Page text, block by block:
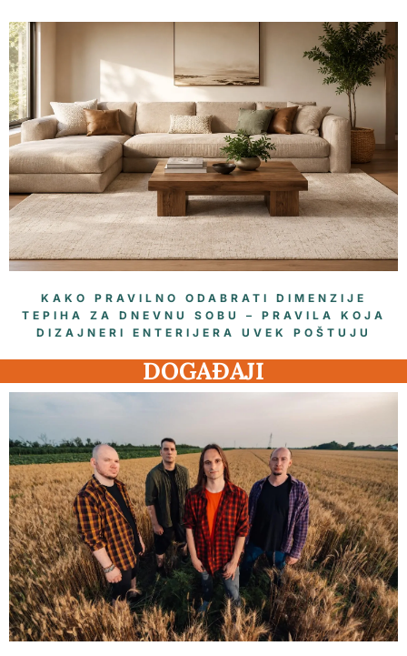
KAKO PRAVILNO ODABRATI DIMENZIJE
TEPIHA ZA DNEVNU SOBU – PRAVILA KOJA
DIZAJNERI ENTERIJERA UVEK POŠTUJU
DOGAĐAJI